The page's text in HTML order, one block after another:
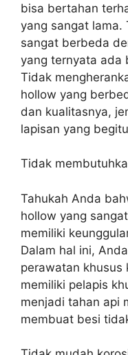
bisa bertahan
yang sangat lama.
sangat berbeda
yang ternyata ada
Tidak
hollow yang
dan kualitasnya,
lapisan yang
Tidak
Tahukah Anda
hollow yang
memiliki
Dalam hal ini,
perawatan khusus
memiliki pelapis
menjadi tahan api
membuat besi